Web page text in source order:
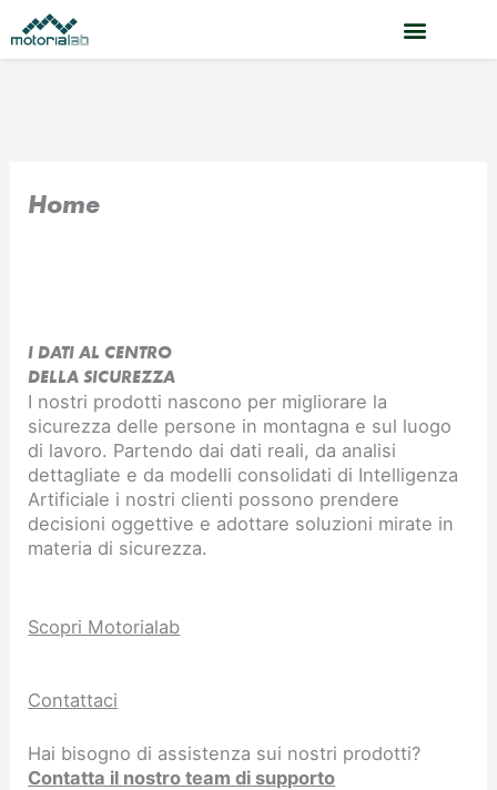
al
contenuto
Home
I DATI AL CENTRO
DELLA SICUREZZA
I nostri prodotti nascono per migliorare la
sicurezza delle persone in montagna e sul luogo
di lavoro. Partendo dai dati reali, da analisi
dettagliate e da modelli consolidati di Intelligenza
Artificiale i nostri clienti possono prendere
decisioni oggettive e adottare soluzioni mirate in
materia di sicurezza.
Scopri Motorialab
Contattaci
Hai bisogno di assistenza sui nostri prodotti?
Contatta il nostro team di supporto